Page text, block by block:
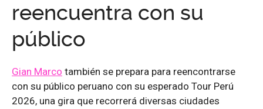
reencuentra con su
público
Gian Marco también se prepara para reencontrarse
con su público peruano con su esperado Tour Perú
2026, una gira que recorrerá diversas ciudades